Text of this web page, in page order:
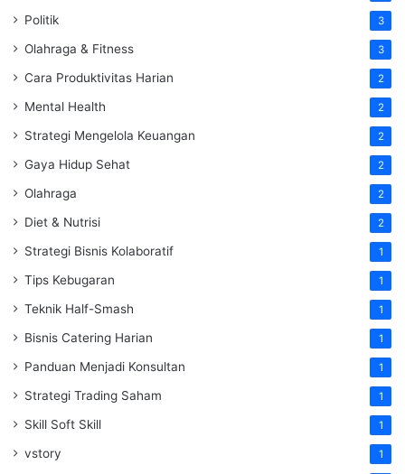
Politik 3
Olahraga & Fitness 3
Cara Produktivitas Harian 2
Mental Health 2
Strategi Mengelola Keuangan 2
Gaya Hidup Sehat 2
Olahraga 2
Diet & Nutrisi 2
Strategi Bisnis Kolaboratif 1
Tips Kebugaran 1
Teknik Half-Smash 1
Bisnis Catering Harian 1
Panduan Menjadi Konsultan 1
Strategi Trading Saham 1
Skill Soft Skill 1
vstory 1